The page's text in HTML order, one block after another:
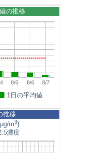
8/5 8/6 8/7
の推移
1日の平均値
推移
m3)
濃度